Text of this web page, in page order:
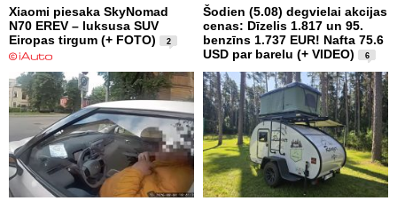
Xiaomi piesaka SkyNomad
N70 EREV – luksusa SUV
Eiropas tirgum (+ FOTO)
2
Šodien (5.08) degvielai akcijas
cenas: Dīzelis 1.817 un 95.
benzīns 1.737 EUR! Nafta 75.6
USD par barelu (+ VIDEO)
6